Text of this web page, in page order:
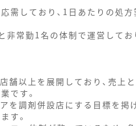
需しており、1日あたりの処
常勤1名の体制で運営してお
以上を展開しており、売上
です。
を調剤併設店にする目標を掲
す。